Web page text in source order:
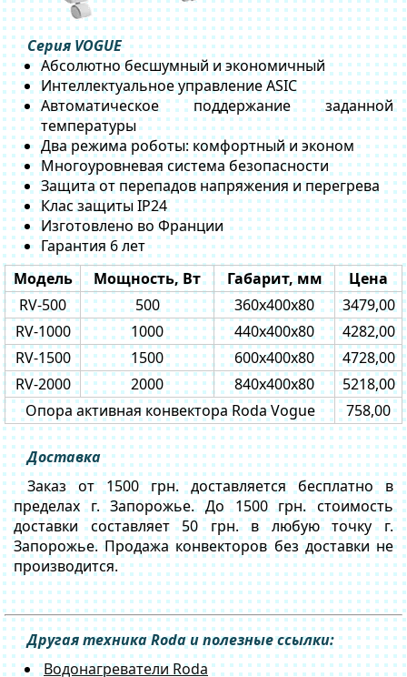
Серия VOGUE
Абсолютно бесшумный и экономичный
Интеллектуальное управление ASIC
Автоматическое поддержание заданной
температуры
Два режима роботы: комфортный и эконом
Многоуровневая система безопасности
Защита от перепадов напряжения и перегрева
Клас защиты IP24
Изготовлено во Франции
Гарантия 6 лет
Модель
Мощность, Вт Габарит, мм
Цена
RV-500
500 360x400x80
3479,00
RV-1000
1000 440x400x80
4282,00
RV-1500
1500 600x400x80
4728,00
RV-2000
2000 840x400x80
5218,00
Опора активная конвектора Roda Vogue
758,00
Доставка
Заказ от 1500 грн. доставляется бесплатно в
пределах г. Запорожье. До 1500 грн. стоимость
доставки составляет 50 грн. в любую точку г.
Запорожье. Продажа конвекторов без доставки не
производится.
Другая техника Roda и полезные ссылки:
Водонагреватели Roda